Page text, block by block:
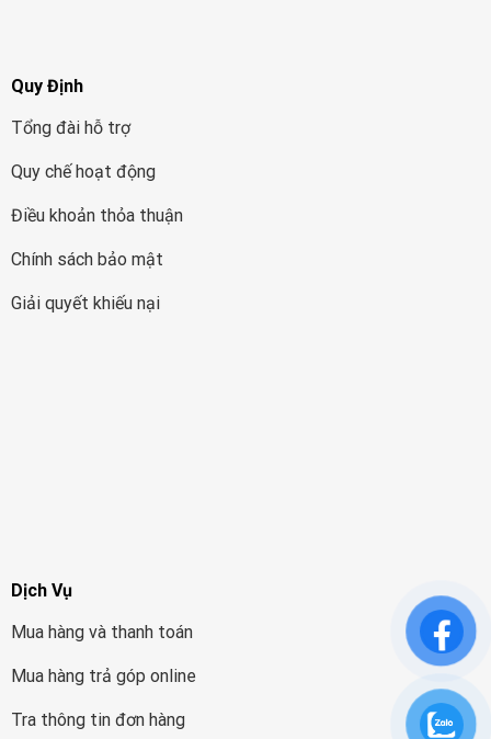
Quy Định
Tổng đài hỗ trợ
Quy chế hoạt động
Điều khoản thỏa thuận
Chính sách bảo mật
Giải quyết khiếu nại
Dịch Vụ
Mua hàng và thanh toán
Mua hàng trả góp online
Tra thông tin đơn hàng